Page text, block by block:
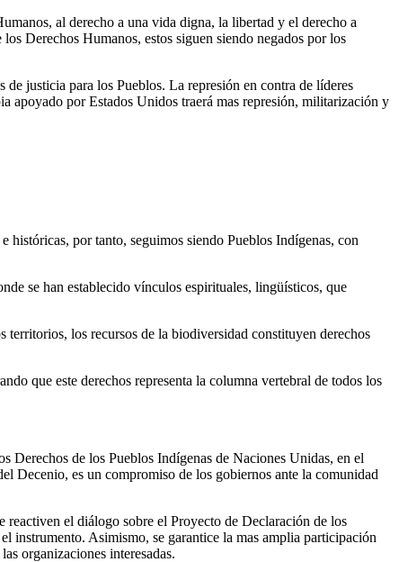
al derecho a una vida digna, la libertad y el derecho a
Derechos Humanos, estos siguen siendo negados por los
justicia para los Pueblos. La represión en contra de líderes
por Estados Unidos traerá mas represión, militarización y
históricas, por tanto, seguimos siendo Pueblos Indígenas, con
se han establecido vínculos espirituales, lingüísticos, que
territorios, los recursos de la biodiversidad constituyen derechos
que este derechos representa la columna vertebral de todos los
Derechos de los Pueblos Indígenas de Naciones Unidas, en el
Decenio, es un compromiso de los gobiernos ante la comunidad
el diálogo sobre el Proyecto de Declaración de los
instrumento. Asimismo, se garantice la mas amplia participación
organizaciones interesadas.